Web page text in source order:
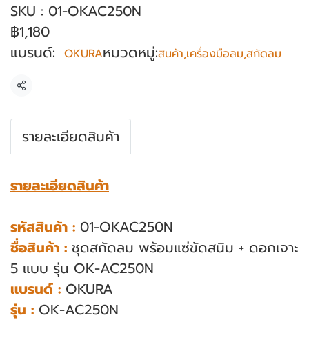
SKU : 01-OKAC250N
฿1,180
แบรนด์: OKURAหมวดหมู่:สินค้า,เครื่องมือลม,สกัดลม
แชร์
รายละเอียดสินค้า
รายละเอียดสินค้า
รหัสสินค้า : 01-OKAC250N
ชื่อสินค้า : ชุดสกัดลม พร้อมแซ่ขัดสนิม + ดอกเจาะ
5 แบบ รุ่น OK-AC250N
แบรนด์ : OKURA
รุ่น : OK-AC250N